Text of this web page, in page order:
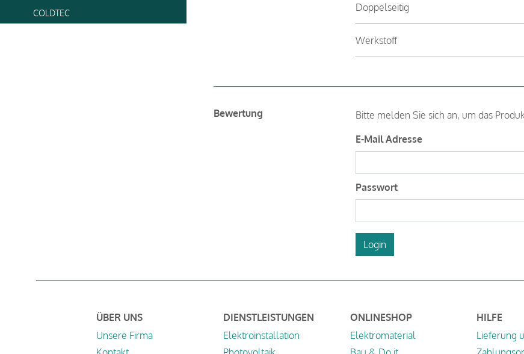
COLDTEC
Doppelseitig
Werkstoff
Bewertung
Bitte melden Sie sich an, um das
E-Mail Adresse
Passwort
Login
ÜBER UNS
Unsere Firma
DIENSTLEISTUNGEN
Elektroinstallation
ONLINESHOP
Elektromaterial
HILFE
Lieferung